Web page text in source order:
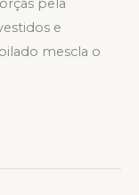
pela
e
mescla o